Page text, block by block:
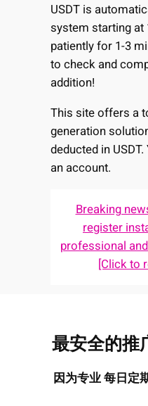
USDT is
system starting at
patiently for 1-3
to check and
addition!
This site offers a
generation
deducted in
an account.
Breaking
register
professional
[Click to
最安全的推
因为专业 每日定